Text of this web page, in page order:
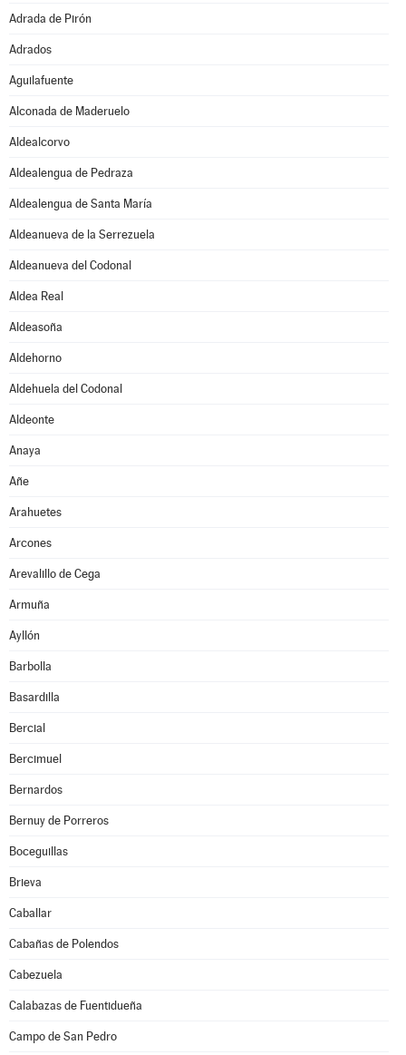
Adrada de Pirón
Adrados
Aguilafuente
Alconada de Maderuelo
Aldealcorvo
Aldealengua de Pedraza
Aldealengua de Santa María
Aldeanueva de la Serrezuela
Aldeanueva del Codonal
Aldea Real
Aldeasoña
Aldehorno
Aldehuela del Codonal
Aldeonte
Anaya
Añe
Arahuetes
Arcones
Arevalillo de Cega
Armuña
Ayllón
Barbolla
Basardilla
Bercial
Bercimuel
Bernardos
Bernuy de Porreros
Boceguillas
Brieva
Caballar
Cabañas de Polendos
Cabezuela
Calabazas de Fuentidueña
Campo de San Pedro